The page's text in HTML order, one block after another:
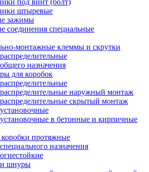
под винт (болт)
штыревые
зажимы
соединения специальные
монтажные клеммы и скрутки
назначения
для коробок
наружный монтаж
скрытый монтаж
в бетонные и кирпичные
протяжные
назначения
шнуры